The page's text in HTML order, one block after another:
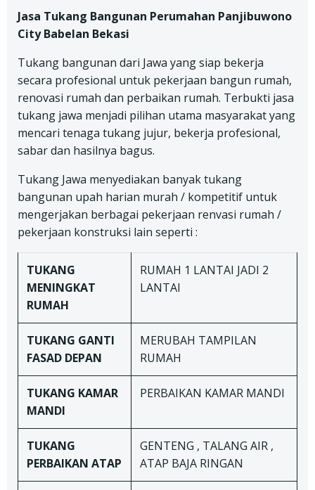
Jasa Tukang Bangunan Perumahan Panjibuwono
City Babelan Bekasi
Tukang bangunan dari Jawa yang siap bekerja
secara profesional untuk pekerjaan bangun rumah,
renovasi rumah dan perbaikan rumah. Terbukti jasa
tukang jawa menjadi pilihan utama masyarakat yang
mencari tenaga tukang jujur, bekerja profesional,
sabar dan hasilnya bagus.
Tukang Jawa menyediakan banyak tukang
bangunan upah harian murah / kompetitif untuk
mengerjakan berbagai pekerjaan renvasi rumah /
pekerjaan konstruksi lain seperti :
TUKANG
MENINGKAT
RUMAH
RUMAH 1 LANTAI JADI 2
LANTAI
TUKANG GANTI
FASAD DEPAN
MERUBAH TAMPILAN
RUMAH
TUKANG KAMAR
MANDI
PERBAIKAN KAMAR MANDI
TUKANG
PERBAIKAN ATAP
GENTENG , TALANG AIR ,
ATAP BAJA RINGAN